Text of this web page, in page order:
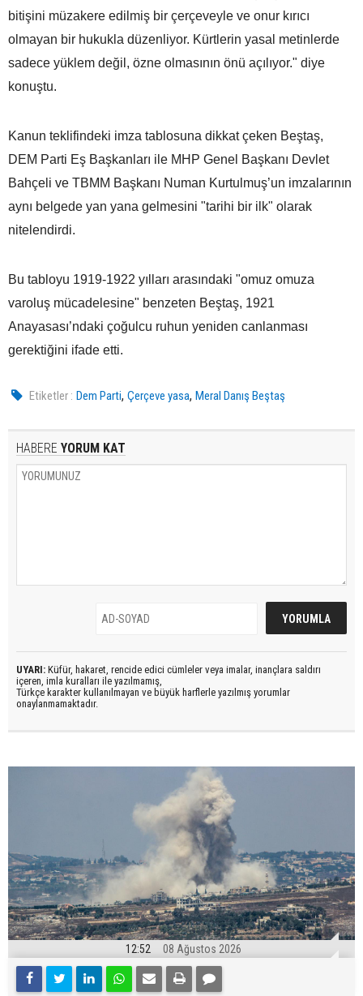
bitişini müzakere edilmiş bir çerçeveyle ve onur kırıcı
olmayan bir hukukla düzenliyor. Kürtlerin yasal metinlerde
sadece yüklem değil, özne olmasının önü açılıyor." diye
konuştu.
Kanun teklifindeki imza tablosuna dikkat çeken Beştaş,
DEM Parti Eş Başkanları ile MHP Genel Başkanı Devlet
Bahçeli ve TBMM Başkanı Numan Kurtulmuş’un imzalarının
aynı belgede yan yana gelmesini "tarihi bir ilk" olarak
nitelendirdi.
Bu tabloyu 1919-1922 yılları arasındaki "omuz omuza
varoluş mücadelesine" benzeten Beştaş, 1921
Anayasası’ndaki çoğulcu ruhun yeniden canlanması
gerektiğini ifade etti.
Etiketler : Dem Parti,Çerçeve yasa,Meral Danış Beştaş
HABERE YORUM KAT
UYARI: Küfür, hakaret, rencide edici cümleler veya imalar, inançlara saldırı
içeren, imla kuralları ile yazılmamış,
Türkçe karakter kullanılmayan ve büyük harflerle yazılmış yorumlar
onaylanmamaktadır.
12:52 08 Ağustos 2026